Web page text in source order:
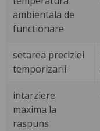
ambientala de
functionare
setarea preciziei
temporizarii
intarziere
maxima la
raspuns